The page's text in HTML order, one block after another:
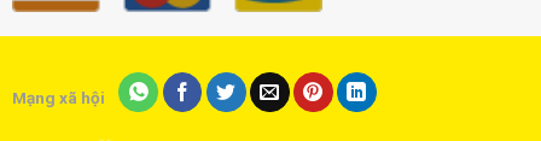
Mạng xã hội